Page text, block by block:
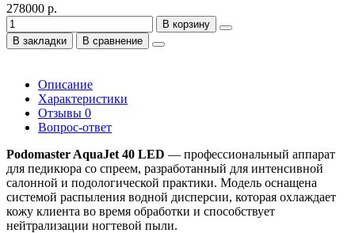
278000 р.
В корзину
В закладки
В сравнение
Описание
Характеристики
Отзывы 0
Вопрос-ответ
Podomaster AquaJet 40 LED — профессиональный аппарат
для педикюра со спреем, разработанный для интенсивной
салонной и подологической практики. Модель оснащена
системой распыления водной дисперсии, которая охлаждает
кожу клиента во время обработки и способствует
нейтрализации ногтевой пыли.